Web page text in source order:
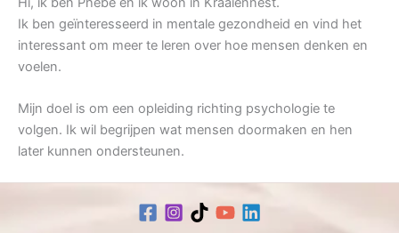
Ik ben geïnteresseerd in mentale gezondheid en vind het
interessant om meer te leren over hoe mensen denken en
voelen.
Mijn doel is om een opleiding richting psychologie te
volgen. Ik wil begrijpen wat mensen doormaken en hen
later kunnen ondersteunen.